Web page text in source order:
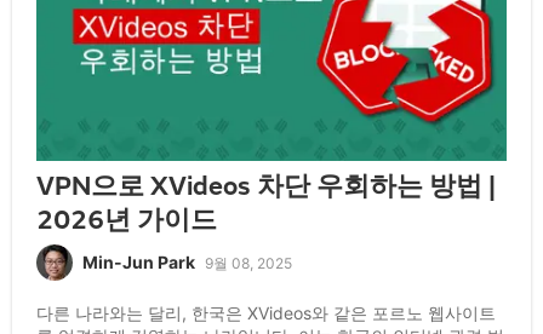
VPN으로 XVideos 차단 우회하는 방법 |
2026년 가이드
Min-Jun Park 9월 08, 2025
다른 나라와는 달리, 한국은 XVideos와 같은 포르노 웹사이트